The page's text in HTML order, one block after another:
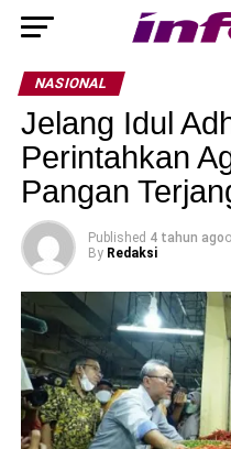
NASIONAL
Jelang Idul
Perintahkan
Pangan
Published 4 tahun ago
By Redaksi